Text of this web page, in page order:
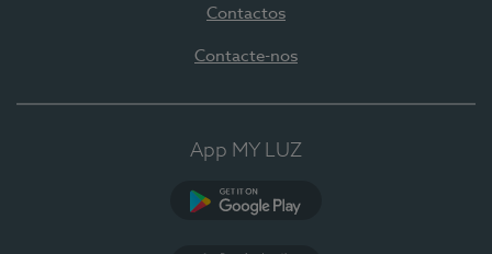
Contactos
Contacte-nos
App MY LUZ